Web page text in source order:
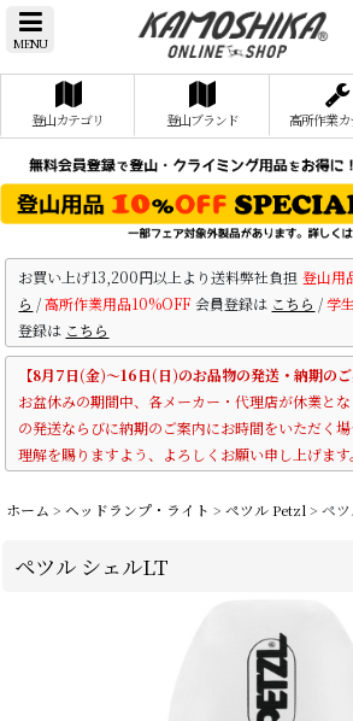
MENU
登山カテゴリ 登山ブランド 高所作業カ
お買い上げ13,200円以上より送料弊社負担 登山用
ら /高所作業用品10%OFF 会員登録は こちら /学
登録は こちら
【8月7日(金)～16日(日)のお品物の発送・納期のご
お盆休みの期間中、各メーカー・代理店が休業と
の発送ならびに納期のご案内にお時間をいただく
理解を賜りますよう、よろしくお願い申し上げます。
ホーム > ヘッドランプ・ライト > ペツル Petzl > ペ
ペツル シェルLT